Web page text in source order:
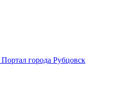
Портал города Рубцовск